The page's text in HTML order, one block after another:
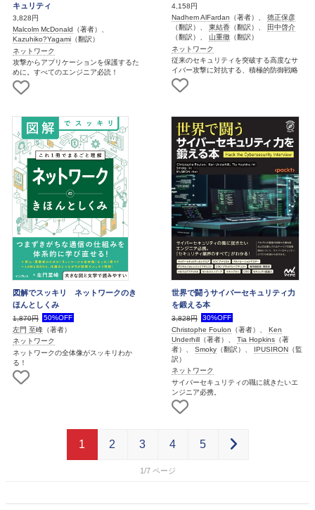
キュリティ
3,828円
Malcolm McDonald
（著者）、
Kazuhiko?Yagami （翻訳）
ネットワーク
攻撃からアプリケーションを保護するた
めに。すべてのエンジニア必読！
4,158円
Nadhem AlFardan （著者）、 徳正保彦
（翻訳）、 東結香 （翻訳）、 田中啓介
（翻訳）、 山重徹 （翻訳）
ネットワーク
従来のセキュリティを突破する高度なサ
イバー攻撃に対抗する、積極的防御戦略
図解でスッキリ ネットワークのき
ほんとしくみ
1,870円
50%OFF
左門 至峰 （著者）
ネットワーク
ネットワークの全体像がスッキリわか
る！
世界で闘うサイバーセキュリティ力
を鍛える本
3,828円
30%OFF
Christophe Foulon （著者）、 Ken
Underhill （著者）、 Tia Hopkins （著
者）、 Smoky （翻訳）、 IPUSIRON （監
訳）
ネットワーク
サイバーセキュリティの職に就きたいエ
ンジニア必携。
1/7
1 2 3 4 5